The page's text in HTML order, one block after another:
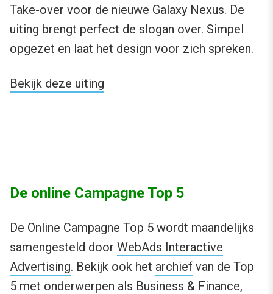
Take-over voor de nieuwe Galaxy Nexus. De
uiting brengt perfect de slogan over. Simpel
opgezet en laat het design voor zich spreken.
Bekijk deze uiting
De online Campagne Top 5
De Online Campagne Top 5 wordt maandelijks
samengesteld door WebAds Interactive
Advertising. Bekijk ook het archief van de Top
5 met onderwerpen als Business & Finance,